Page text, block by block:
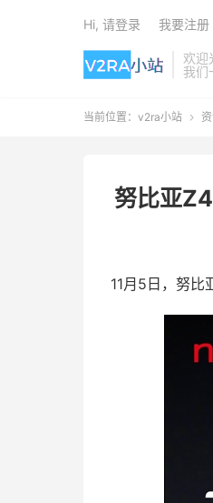
欢迎
我们
Hi, 请登录 我要注册
当前位置： v2ra小站 
努比亚
11月5日，努比